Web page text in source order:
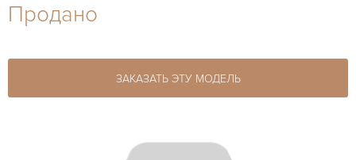
27-44
Продано
ЗАКАЗАТЬ ЭТУ МОДЕЛЬ